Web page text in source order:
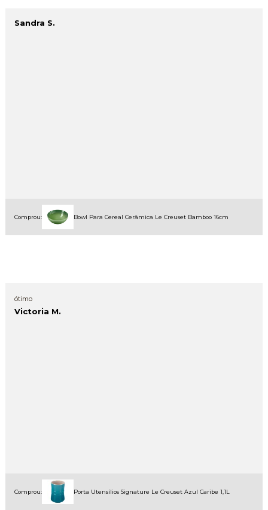
Sandra S.
Comprou: Bowl Para Cereal Cerâmica Le Creuset Bamboo 16cm
ótimo
Victoria M.
Comprou: Porta Utensílios Signature Le Creuset Azul Caribe 1,1L